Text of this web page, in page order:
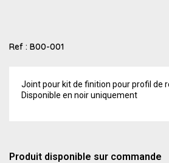
Joint pour kit de finition pour profil de
Disponible en noir uniquement
Produit disponible sur commande
Ref : B00-001